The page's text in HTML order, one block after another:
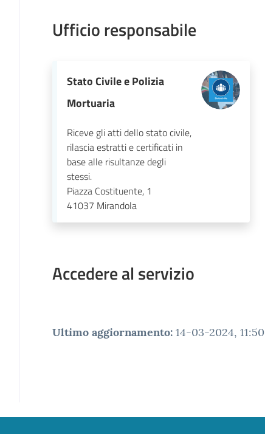
Ufficio responsabile
Stato Civile e Polizia
Mortuaria
Riceve gli atti dello stato civile,
rilascia estratti e certificati in
base alle risultanze degli
stessi.
Piazza Costituente, 1
41037 Mirandola
Accedere al servizio
Ultimo aggiornamento: 14-03-2024, 11:50